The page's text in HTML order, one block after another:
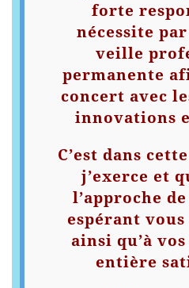
forte
nécessite
veille
permanente
concert avec
innovations
C’est dans
j’exerce et
l’approche
espérant
ainsi qu’à
entière